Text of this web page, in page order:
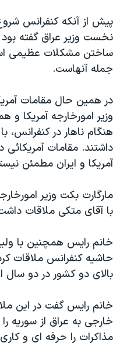
همایش محافظه‌کاران
صفحه‌های ویژه
سفر پرزیدنت ترامپ به چین
پيش از آنکه کنفرانس
نخست وزير عراق گفته
ساختن مشکلات عظيمی
جمله آنهاست.
در همين حال مقامات
وزير امورخارجه آمريکا و
هنگام ناهار در
داشتند. مقامات
آمريکا و ايران مطمئن
مارگارت بکت وزير
با آقای متکی ملاقات
خانم رايس همچنين با
حاشيه کنفرانس ملاقات
بالای دو کشور در دو سال
خانم رايس گفت در اين
خارجی به عراق از سوريه
مذاکرات را حرفه ای و